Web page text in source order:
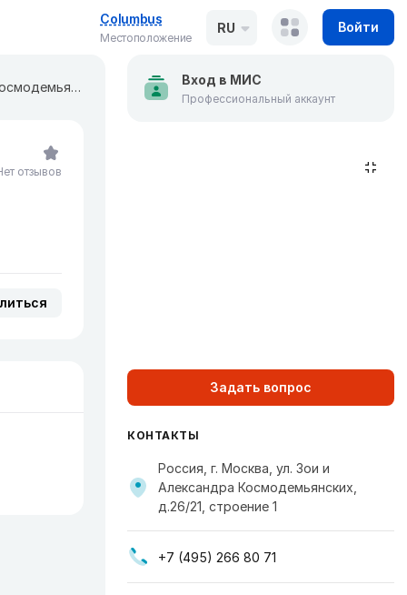
Columbus
Местоположение
RU Войти
Центр молекулярной диагностики "CMD" на ​​​​​Зои и Александра Космодемьянских
отзывов
Вход в МИС
Профессиональный аккаунт
Задать вопрос
КОНТАКТЫ
Россия, г. Москва, ул. Зои и
Александра Космодемьянских,
д.26/21, строение 1
+7 (495) 266 80 71